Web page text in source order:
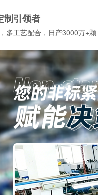
制引领者
多工艺配合，日产3000万+